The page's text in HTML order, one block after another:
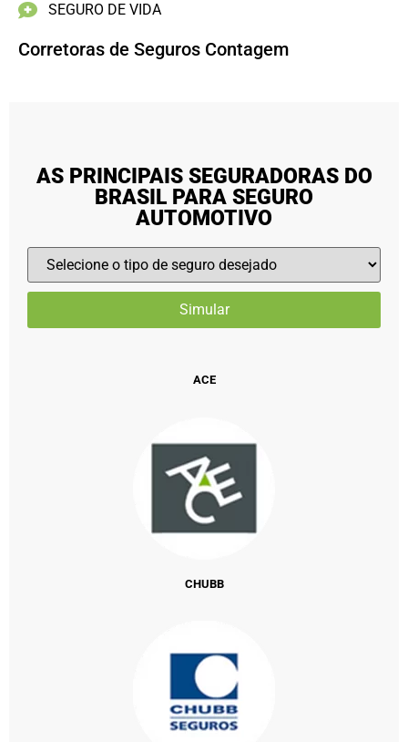
SEGURO DE VIDA
Corretoras de Seguros Contagem
AS PRINCIPAIS SEGURADORAS DO
BRASIL PARA SEGURO
AUTOMOTIVO
ACE
CHUBB